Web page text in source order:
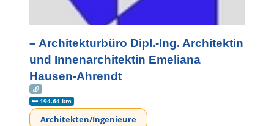
– Architekturbüro Dipl.-Ing. Architektin
und Innenarchitektin Emeliana
Hausen-Ahrendt
194.64 km
Architekten/Ingenieure